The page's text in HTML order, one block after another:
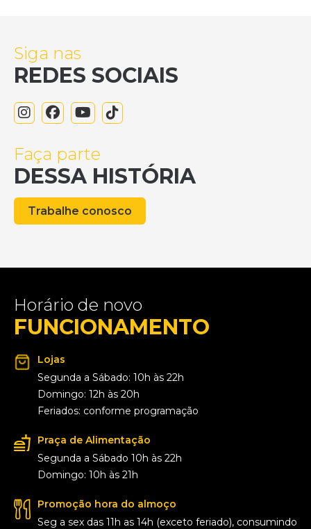
Siga nas
REDES SOCIAIS
Faça parte
DESSA HISTÓRIA
Trabalhe conosco
Horário de novo
FUNCIONAMENTO
Lojas
Segunda a Sábado: 10h às 22h
Domingo: 12h às 20h
Feriados: conforme programação
Praça de Alimentação
Segunda a Sábado 10h às 22h
Domingo: 10h às 21h
Promoção hora do almoço
Seg a sex das 11h as 14h (exceto feriado), consumindo